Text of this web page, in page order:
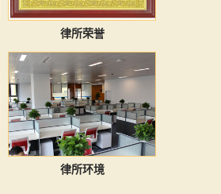
律所荣誉
律所环境